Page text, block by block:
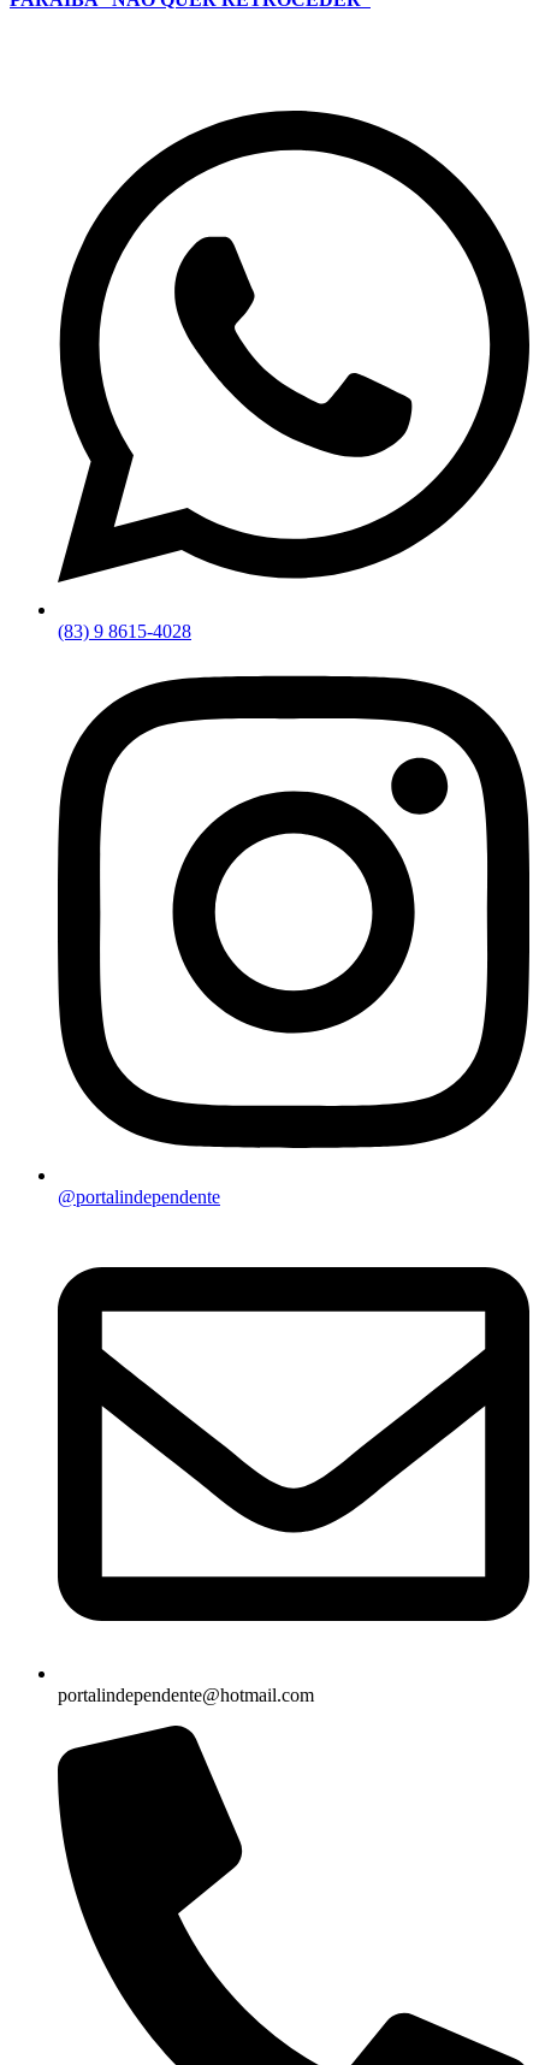
(83) 9 8615-4028
@portalindependente
portalindependente@hotmail.com